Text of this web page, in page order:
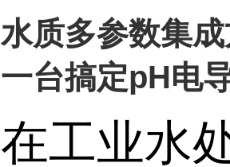
水质多参数集
一台搞定pH电
在工业水